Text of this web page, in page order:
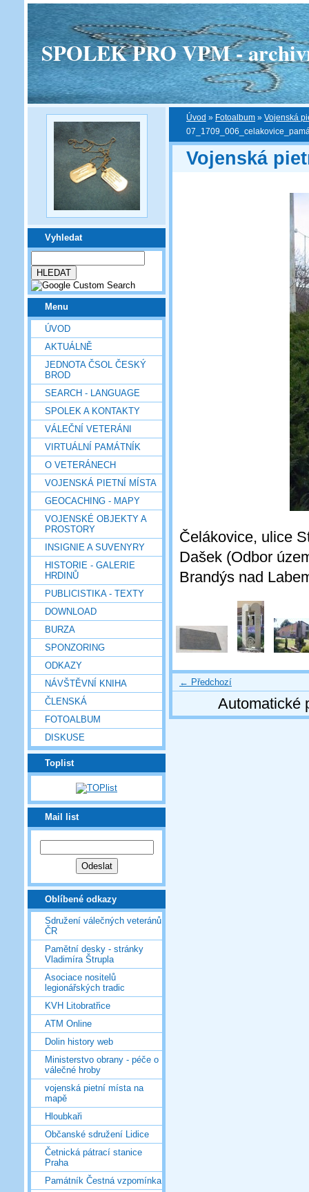
SPOLEK PRO VPM -
Vyhledat
Menu
ÚVOD
AKTUÁLNĚ
JEDNOTA ČSOL ČESKÝ
BROD
SEARCH - LANGUAGE
SPOLEK A KONTAKTY
VÁLEČNÍ VETERÁNI
VIRTUÁLNÍ PAMÁTNÍK
O VETERÁNECH
VOJENSKÁ PIETNÍ MÍSTA
GEOCACHING - MAPY
VOJENSKÉ OBJEKTY A
PROSTORY
INSIGNIE A SUVENYRY
HISTORIE - GALERIE
HRDINŮ
PUBLICISTIKA - TEXTY
DOWNLOAD
BURZA
SPONZORING
ODKAZY
NÁVŠTĚVNÍ KNIHA
ČLENSKÁ
FOTOALBUM
DISKUSE
Toplist
Mail list
Oblíbené odkazy
Sdružení válečných veteránů
ČR
Pamětní desky - stránky
Vladimíra Štrupla
Asociace nositelů
legionářských tradic
KVH Litobratřice
ATM Online
Dolin history web
Ministerstvo obrany - péče o
válečné hroby
vojenská pietní místa na
mapě
Hloubkaři
Občanské sdružení Lidice
Četnická pátrací stanice
Praha
Památník Čestná vzpomínka
Úvod » Fotoalbum » Vojenská
Vojenská
Čelákovice, ulice
Dašek (Odbor
Brandýs nad
← Předchozí
Automatické